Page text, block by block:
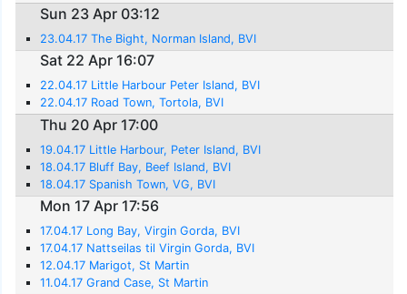
Sun 23 Apr 03:12
23.04.17 The Bight, Norman Island, BVI
Sat 22 Apr 16:07
22.04.17 Little Harbour Peter Island, BVI
22.04.17 Road Town, Tortola, BVI
Thu 20 Apr 17:00
19.04.17 Little Harbour, Peter Island, BVI
18.04.17 Bluff Bay, Beef Island, BVI
18.04.17 Spanish Town, VG, BVI
Mon 17 Apr 17:56
17.04.17 Long Bay, Virgin Gorda, BVI
17.04.17 Nattseilas til Virgin Gorda, BVI
12.04.17 Marigot, St Martin
11.04.17 Grand Case, St Martin